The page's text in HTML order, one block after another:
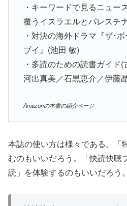
・キーワードで見るニュー
覆うイスラエルとパレスチ
・対決の海外ドラマ『ザ･
ブイ』(池田 敏)
・多読のための読書ガイド
河出真美／石黒恵介／伊藤
Amazonの本書の紹介ページ
本誌の使い方は様々である。「
むのもいいだろう。「快読快聴
読」を体験するのもいいだろう。